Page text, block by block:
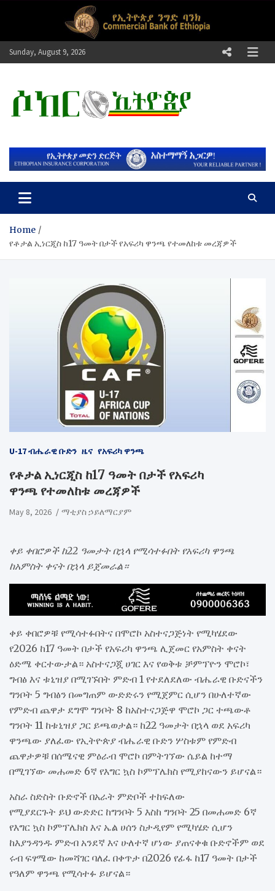
Sunday, August 9, 2026
ሶከር ኢትዮጵያ
Home
የቶታል ኢነርጂስ ከ17 ዓመት በታች የአፍሪካ ዋንጫ የተመለከቱ መረጃዎች
U-17 ብሔራዊ ቡድን ዜና የአፍሪካ ዋንጫ
የቶታል ኢነርጂስ ከ17 ዓመት በታች የአፍሪካ
ዋንጫ የተመለከቱ መረጃዎች
May 8, 2026 ማቲያስ ኃይለማርያም
ቀይ ቀበሮዎች ከ22 ዓመታት በኋላ የሚሳተፉበት የአፍሪካ ዋንጫ
ከአምስት ቀናት በኋላ ይጀመራል።
ቀይ ቀበሮዎቹ የሚሳተፉበትና በሞሮኮ አስተናጋጅነት የሚካሄደው
የ2026 ከ17 ዓመት በታች የአፍሪካ ዋንጫ ሊጀመር የአምስት ቀናት
ዕድሜ ቀርተውታል። አስተናጋጇ ሀገር እና የወቅቱ ቻምፕዮን ሞሮኮ፣
ግብፅ እና ቱኒዝያ በሚገኙበት ምድብ 1 የተደለደለው ብሔራዊ ቡድናችን
ግንቦት 5 ግብፅን በመግጠም ውድድሩን የሚጀምር ሲሆን በሁለተኛው
የምድብ ጨዋታ ደግሞ ግንቦት 8 ከአስተናጋጅዋ ሞሮኮ ጋር ተጫውቶ
ግንቦት 11 ከቱኒዝያ ጋር ይጫወታል። ከ22 ዓመታት በኋላ ወደ አፍሪካ
ዋንጫው ያለፈው የኢትዮጵያ ብሔራዊ ቡድን ሦስቱም የምድብ
ጨዋታዎቹ በሰሜናዊ ምዕራብ ሞሮኮ በምትገኘው ሴይል ከተማ
በሚገኘው መሐመድ 6ኛ የእግር ኳስ ኮምፕሌክስ የሚያከናውን ይሆናል።
አስራ ስድስት ቡድኖች በአራት ምድቦች ተከፍለው
የሚያደርጉት ይህ ውድድር ከግንቦት 5 እስከ ግንቦት 25 በመሐመድ 6ኛ
የእግር ኳስ ኮምፕሌክስ እና ኤል ሀሰን ስታዲየም የሚካሄድ ሲሆን
ከእያንዳንዱ ምድብ አንደኛ እና ሁለተኛ ሆነው ያጠናቀቁ ቡድኖችም ወደ
ሩብ ፍፃሜው ከመሻገር ባለፈ በቀጥታ በ2026 የፊፋ ከ17 ዓመት በታች
የዓለም ዋንጫ የሚሳተፉ ይሆናል።